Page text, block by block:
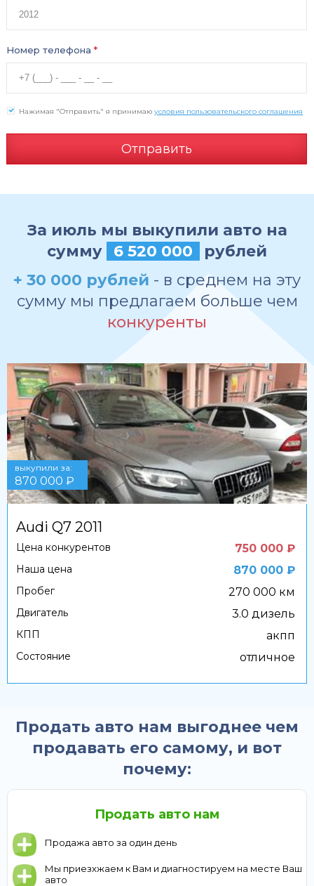
Номер телефона *
Отправить
Нажимая "Отправить" я принимаю условия пользовательского соглашения
За июль мы выкупили авто на
сумму
6 520 000
рублей
+ 30 000 рублей - в среднем на эту
сумму мы предлагаем больше чем
конкуренты
выкупили за:
870 000 ₽
Audi Q7 2011
Цена конкурентов 750 000 ₽
Наша цена 870 000 ₽
Пробег 270 000 км
Двигатель 3.0 дизель
КПП акпп
Состояние отличное
Продать авто нам выгоднее чем
продавать его самому, и вот
почему:
Продать авто нам
Продажа авто за один день
Мы приезхжаем к Вам и диагностируем на месте Ваш
авто